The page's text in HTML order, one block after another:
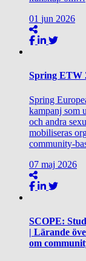
01 jun 2026
Spring ETW
Spring
kampanj som
och andra
mobiliseras
07 maj 2026
SCOPE:
| Lärande
om